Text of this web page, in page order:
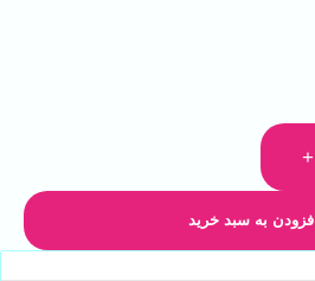
+
افزودن به سبد خرید